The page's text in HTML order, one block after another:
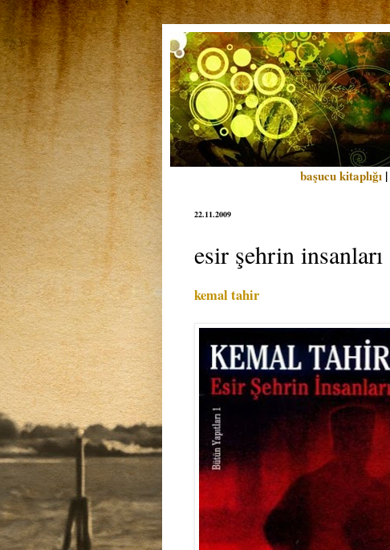
başucu kitaplığı |
22.11.2009
esir şehrin insanları
kemal tahir